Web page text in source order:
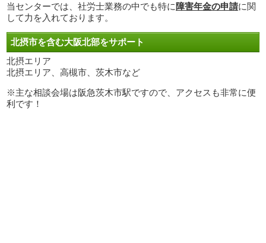
当センターでは、社労士業務の中でも特に 障害年金の申請に関
して力を入れております。
北摂市を含む大阪北部をサポート
北摂エリア
北摂エリア、高槻市、茨木市など
※主な相談会場は阪急茨木市駅ですので、アクセスも非常に便
利です！